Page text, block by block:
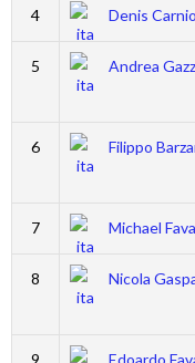
4 Denis Carnio
5 Andrea
6 Filippo
7 Michael
8 Nicola
9 Edoardo